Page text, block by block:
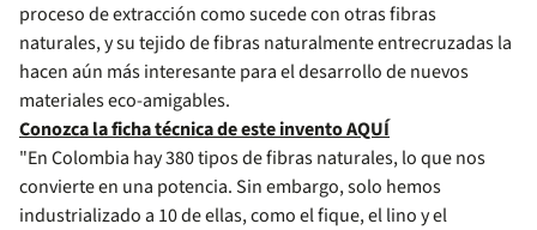
proceso de extracción como sucede con otras fibras
naturales, y su tejido de fibras naturalmente entrecruzadas la
hacen aún más interesante para el desarrollo de nuevos
materiales eco-amigables.
Conozca la ficha técnica de este invento AQUÍ
"En Colombia hay 380 tipos de fibras naturales, lo que nos
convierte en una potencia. Sin embargo, solo hemos
industrializado a 10 de ellas, como el fique, el lino y el